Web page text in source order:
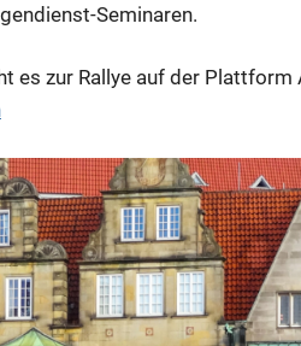
Seminaren.
es zur Rallye auf der Plattform